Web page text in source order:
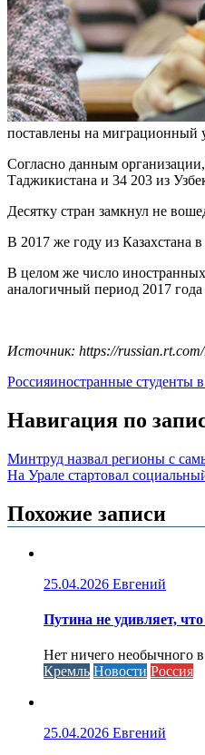
поставлены на миграционный
Согласно данным
Таджикистана и 34 203 из
Десятку стран замкнул не
В 2017 же году из Казахстана
В целом же число иностранных
аналогичный период 2017
Источник: https://
Россияиностранные студенты
Навигация по
Минтруд назвал регионы с
На Урале стартовал
Похожие записи
25.04.2026 Евгений
Путина не удивляет,
Нет ничего необычного
Кремль Новости Россия
25.04.2026 Евгений